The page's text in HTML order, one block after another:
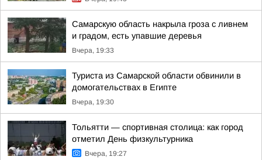
Самарскую область накрыла гроза с ливнем
и градом, есть упавшие деревья
Вчера, 19:33
Туриста из Самарской области обвинили в
домогательствах в Египте
Вчера, 19:30
Тольятти — спортивная столица: как город
отметил День физкультурника
Вчера, 19:27